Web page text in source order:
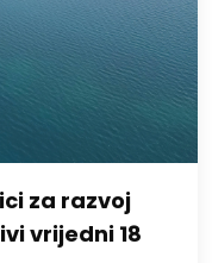
za razvoj
vrijedni 18